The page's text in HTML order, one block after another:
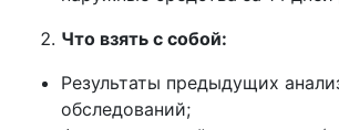
Что взять с собой:
Результаты предыдущих
обследований;